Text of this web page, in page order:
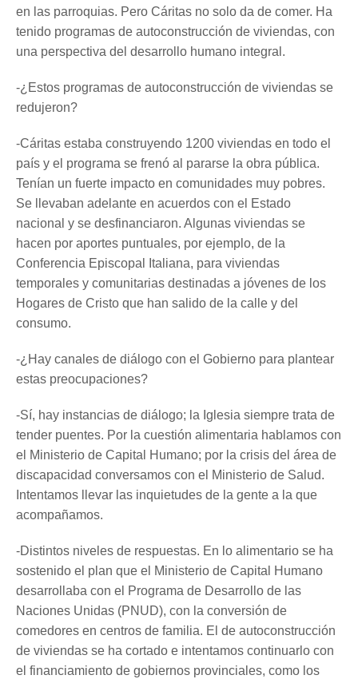
en las parroquias. Pero Cáritas no solo da de comer. Ha
tenido programas de autoconstrucción de viviendas, con
una perspectiva del desarrollo humano integral.
-¿Estos programas de autoconstrucción de viviendas se
redujeron?
-Cáritas estaba construyendo 1200 viviendas en todo el
país y el programa se frenó al pararse la obra pública.
Tenían un fuerte impacto en comunidades muy pobres.
Se llevaban adelante en acuerdos con el Estado
nacional y se desfinanciaron. Algunas viviendas se
hacen por aportes puntuales, por ejemplo, de la
Conferencia Episcopal Italiana, para viviendas
temporales y comunitarias destinadas a jóvenes de los
Hogares de Cristo que han salido de la calle y del
consumo.
-¿Hay canales de diálogo con el Gobierno para plantear
estas preocupaciones?
-Sí, hay instancias de diálogo; la Iglesia siempre trata de
tender puentes. Por la cuestión alimentaria hablamos con
el Ministerio de Capital Humano; por la crisis del área de
discapacidad conversamos con el Ministerio de Salud.
Intentamos llevar las inquietudes de la gente a la que
acompañamos.
-Distintos niveles de respuestas. En lo alimentario se ha
sostenido el plan que el Ministerio de Capital Humano
desarrollaba con el Programa de Desarrollo de las
Naciones Unidas (PNUD), con la conversión de
comedores en centros de familia. El de autoconstrucción
de viviendas se ha cortado e intentamos continuarlo con
el financiamiento de gobiernos provinciales, como los